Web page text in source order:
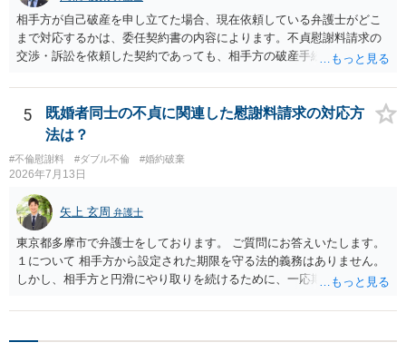
クがありますので、むしろ、原則としては、清算条項を記載するべき
であるとお考えいただくといいです。 ご質問に対する回答は以上で
すが、可能であれば、ご依頼になるかは別として、お近くの弁護士に
直接相談されて、 今後の対応についてアドバイス等を求めることを
近くの弁護士に直接相談されて、今後の対応についてアドバイスを求
めることをおすすめいたします。 ご参考にしていただけますと幸いで
す。
相手方が自己破産を申し立てた場合、現在依頼している弁護士がどこ
まで対応するかは、委任契約書の内容によります。不貞慰謝料請求の
交渉・訴訟を依頼した契約であっても、相手方の破産手続への対応、
等まで当然に含まれているとは限りません。そのため、追加費用が発
生するかどうかは、まず委任契約書と弁護士の説明を確認した方がよ
いでしょう。 成功報酬についても、契約内容次第です。通常は、実際
に回収できた金額を基準に報酬が発生する契約が多いと思われます
が、「請求額を認めさせた場合」や「和解成立時」など、回収前に報
酬が発生する定めになっている可能性もあります。 依頼している弁護
士に、破産手続への意見申述まで契約内で対応してもらえるのか、追
加費用はかかるか、免責された場合に成功報酬が発生するのか、非免
責債権として争う見込みがあるのかを確認されるとよいと思います。
5
既婚者同士の不貞に関連した慰謝料請求の対応方
法は？
#不倫慰謝料 #ダブル不倫 #婚約破棄
2026年7月13日
矢上 玄周 弁護士
東京都多摩市で弁護士をしております。 ご質問にお答えいたします。
１について 相手方から設定された期限を守る法的義務はありません。
しかし、相手方と円滑にやり取りを続けるために、一応期限を守って
が、期限を守らないのもご不安という場合には、「弁護士に相談して